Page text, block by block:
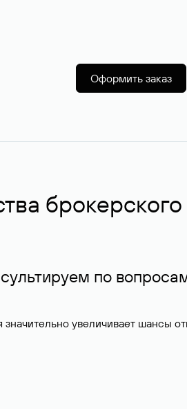
Оформить заказ
по
увеличивает шансы